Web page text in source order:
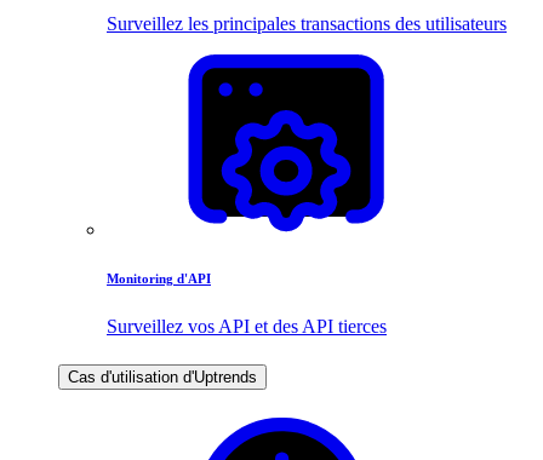
Surveillez les principales transactions des utilisateurs
Monitoring d'API
Surveillez vos API et des API tierces
Cas d'utilisation d'Uptrends